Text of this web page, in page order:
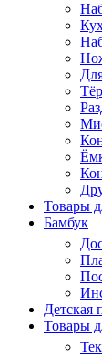
Товары
Бамбук
Детская
Товары